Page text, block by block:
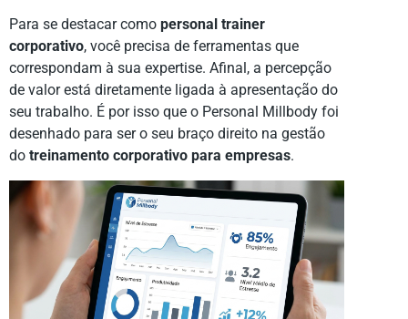
Para se destacar como personal trainer
corporativo, você precisa de ferramentas que
correspondam à sua expertise. Afinal, a percepção
de valor está diretamente ligada à apresentação do
seu trabalho. É por isso que o Personal Millbody foi
desenhado para ser o seu braço direito na gestão
do treinamento corporativo para empresas.